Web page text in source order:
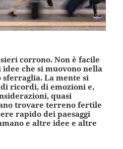
corrono. Non è facile
che si muovono nella
La mente si
ricordi, di emozioni e,
quasi
trovare terreno fertile
rapido dei paesaggi
e altre idee e altre